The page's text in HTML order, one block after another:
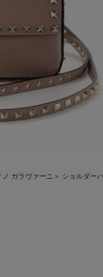
ノ ガラヴァーニ＞ ショルダー